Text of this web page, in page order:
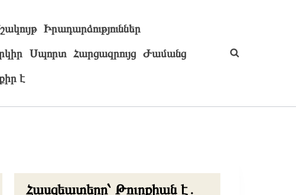
Իրադարձություններ
Սպորտ Հարցազրույց Ժամանց
է
Հասցեատերը՝ Թուրքիան է․